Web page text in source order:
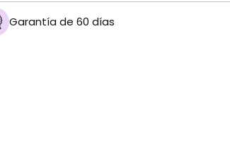
Garantía de 60 días